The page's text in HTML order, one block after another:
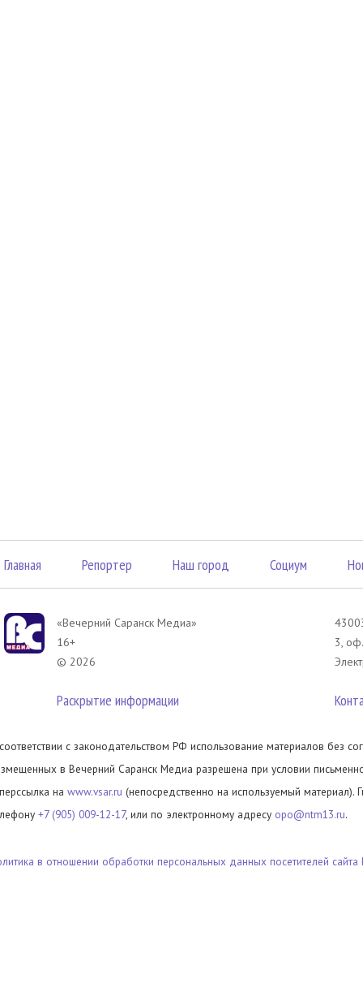
Главная Репортер Наш город Социум
«Вечерний Саранск Mедиа»
16+
© 2026
Раскрытие информации
3,
с законодательством РФ использование материалов без
в Вечерний Саранск Медиа разрешена при условии
на www.vsar.ru (непосредственно на используемый материал).
+7 (905) 009-12-17, или по электронному адресу opo@ntm13.ru.
в отношении обработки персональных данных посетителей